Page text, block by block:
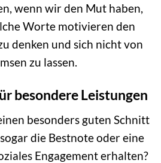
wenn wir den Mut haben,
Worte motivieren den
denken und sich nicht von
zu lassen.
besondere Leistungen
besonders guten Schnitt
die Bestnote oder eine
Engagement erhalten?